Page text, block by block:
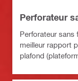
Perforateur
Perforateur sans
meilleur rapport
plafond